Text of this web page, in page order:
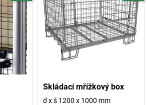
Skládací mřížkový box
d x š 1200 x 1000 mm